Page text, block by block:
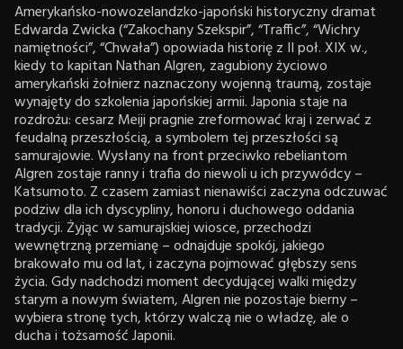
Amerykańsko-nowozelandzko-japoński historyczny dramat
Edwarda Zwicka (“Zakochany Szekspir”, “Traffic”, “Wichry
namiętności”, “Chwała”) opowiada historię z II poł. XIX w.,
kiedy to kapitan Nathan Algren, zagubiony życiowo
amerykański żołnierz naznaczony wojenną traumą, zostaje
wynajęty do szkolenia japońskiej armii. Japonia staje na
rozdrożu: cesarz Meiji pragnie zreformować kraj i zerwać z
feudalną przeszłością, a symbolem tej przeszłości są
samurajowie. Wysłany na front przeciwko rebeliantom
Algren zostaje ranny i trafia do niewoli u ich przywódcy –
Katsumoto. Z czasem zamiast nienawiści zaczyna odczuwać
podziw dla ich dyscypliny, honoru i duchowego oddania
tradycji. Żyjąc w samurajskiej wiosce, przechodzi
wewnętrzną przemianę – odnajduje spokój, jakiego
brakowało mu od lat, i zaczyna pojmować głębszy sens
życia. Gdy nadchodzi moment decydującej walki między
starym a nowym światem, Algren nie pozostaje bierny –
wybiera stronę tych, którzy walczą nie o władzę, ale o
ducha i tożsamość Japonii.